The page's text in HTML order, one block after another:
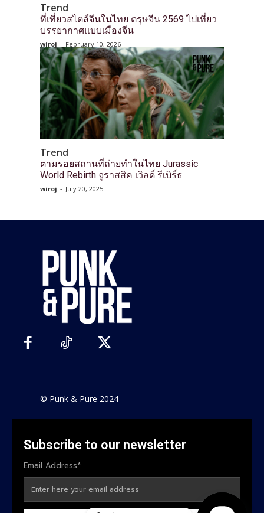
Trend
ที่เที่ยวสไตล์จีนในไทย ตรุษจีน 2569 ไปเที่ยว
บรรยากาศแบบเมืองจีน
wiroj - February 10, 2026
Trend
ตามรอยสถานที่ถ่ายทำในไทย Jurassic
World Rebirth จูราสสิค เวิลด์ รีเบิร์ธ
wiroj - July 20, 2025
© Punk & Pure 2024
Subscribe to our newsletter
Email Address*